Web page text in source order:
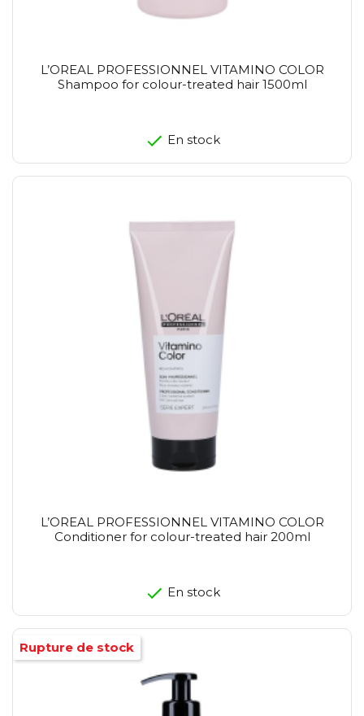
L’OREAL PROFESSIONNEL VITAMINO COLOR
Shampoo for colour-treated hair 1500ml
En stock
L’OREAL PROFESSIONNEL VITAMINO COLOR
Conditioner for colour-treated hair 200ml
En stock
Rupture de stock